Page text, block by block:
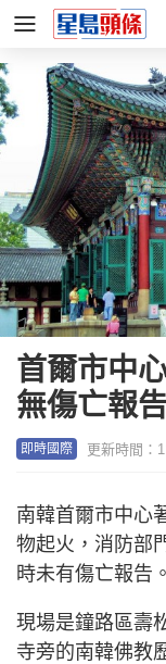
首爾市中
無傷亡報
即時國際 更新時間：
南韓首爾市中心
物起火，消防部
時未有傷亡報告。
現場是鐘路區壽
寺旁的南韓佛教